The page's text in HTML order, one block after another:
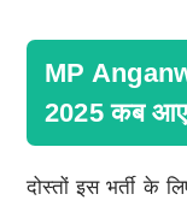
MP
2025 कब
दोस्तों इस भर्ती के